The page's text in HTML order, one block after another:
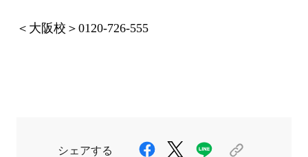
＜大阪校＞ 0120-726-555
シェアする